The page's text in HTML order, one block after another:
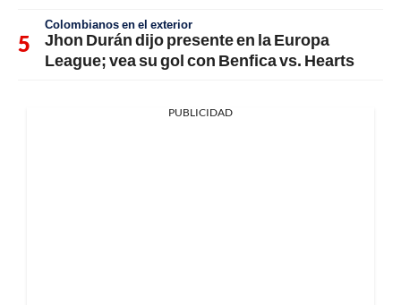
Colombianos en el exterior
Jhon Durán dijo presente en la Europa
League; vea su gol con Benfica vs. Hearts
PUBLICIDAD